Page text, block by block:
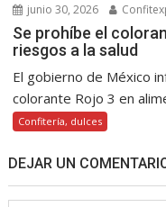
junio 30, 2026
Se prohíbe el
riesgos a la salud
El gobierno de México
colorante Rojo 3 en
Confitería, dulces
DEJAR UN